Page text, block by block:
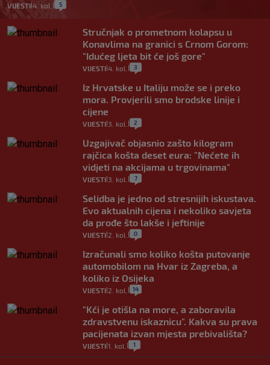
VIJESTI 4. kol. 5
Stručnjak o prometnom kolapsu u
Konavlima na granici s Crnom Gorom:
"Idućeg ljeta bit će još gore"
VIJESTI 4. kol. 3
Iz Hrvatske u Italiju može se i preko
mora. Provjerili smo brodske linije i
cijene
VIJESTI 3. kol. 2
Uzgajivač objasnio zašto kilogram
rajčica košta deset eura: "Nećete ih
vidjeti na akcijama u trgovinama"
VIJESTI 3. kol. 7
Selidba je jedno od stresnijih iskustava.
Evo aktualnih cijena i nekoliko savjeta
da prođe što lakše i jeftinije
VIJESTI 2. kol. 0
Izračunali smo koliko košta putovanje
automobilom na Hvar iz Zagreba, a
koliko iz Osijeka
VIJESTI 2. kol. 14
"Kći je otišla na more, a zaboravila
zdravstvenu iskaznicu". Kakva su prava
pacijenata izvan mjesta prebivališta?
VIJESTI 1. kol. 1